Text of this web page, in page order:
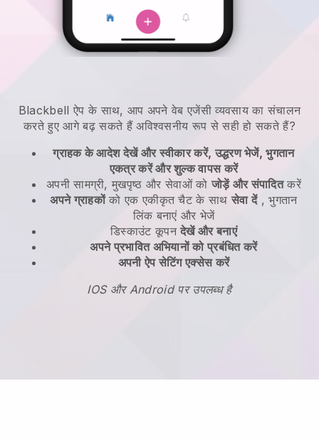
Blackbell ऐप के साथ, आप अपने वेब एजेंसी व्यवसाय का संचालन
करते हुए आगे बढ़ सकते हैंअविश्वसनीय रूप से सही हो सकते हैं?
ग्राहक के आदेश देखें और स्वीकार करें, उद्धरण भेजें, भुगतान
एकत्र करें और शुल्क वापस करें
अपनी सामग्री, मुखपृष्ठ और सेवाओं कोजोड़ें और संपादितकरें
अपने ग्राहकोंको एक एकीकृत चैट के साथसेवा दें, भुगतान
लिंक बनाएं और भेजें
डिस्काउंट कूपनदेखें और बनाएं
अपने प्रभावित अभियानों को प्रबंधित करें
अपनी ऐप सेटिंग एक्सेस करें
IOS और Android पर उपलब्ध है